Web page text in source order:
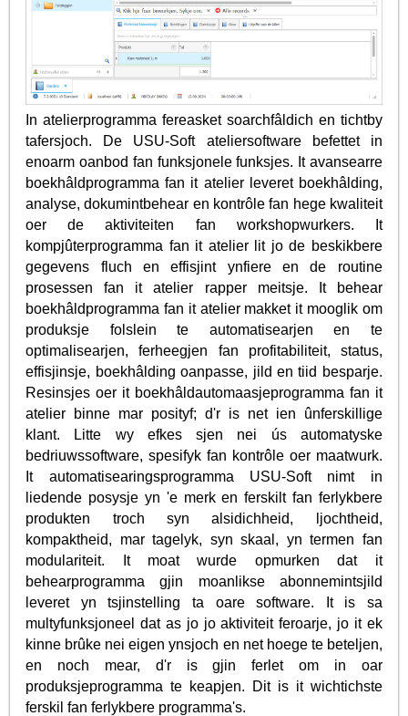
In atelierprogramma fereasket soarchfâldich en tichtby
tafersjoch. De USU-Soft ateliersoftware befettet in
enoarm oanbod fan funksjonele funksjes. It avansearre
boekhâldprogramma fan it atelier leveret boekhâlding,
analyse, dokumintbehear en kontrôle fan hege kwaliteit
oer de aktiviteiten fan workshopwurkers. It
kompjûterprogramma fan it atelier lit jo de beskikbere
gegevens fluch en effisjint ynfiere en de routine
prosessen fan it atelier rapper meitsje. It behear
boekhâldprogramma fan it atelier makket it mooglik om
produksje folslein te automatisearjen en te
optimalisearjen, ferheegjen fan profitabiliteit, status,
effisjinsje, boekhâlding oanpasse, jild en tiid besparje.
Resinsjes oer it boekhâldautomaasjeprogramma fan it
atelier binne mar posityf; d'r is net ien ûnferskillige
klant. Litte wy efkes sjen nei ús automatyske
bedriuwssoftware, spesifyk fan kontrôle oer maatwurk.
It automatisearingsprogramma USU-Soft nimt in
liedende posysje yn 'e merk en ferskilt fan ferlykbere
produkten troch syn alsidichheid, ljochtheid,
kompaktheid, mar tagelyk, syn skaal, yn termen fan
modulariteit. It moat wurde opmurken dat it
behearprogramma gjin moanlikse abonnemintsjild
leveret yn tsjinstelling ta oare software. It is sa
multyfunksjoneel dat as jo jo aktiviteit feroarje, jo it ek
kinne brûke nei eigen ynsjoch en net hoege te beteljen,
en noch mear, d'r is gjin ferlet om in oar
produksjeprogramma te keapjen. Dit is it wichtichste
ferskil fan ferlykbere programma's.